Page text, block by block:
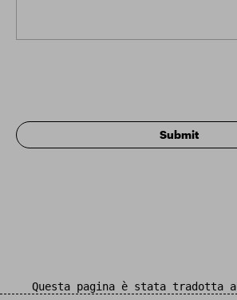
Questa pagina è stata tradotta